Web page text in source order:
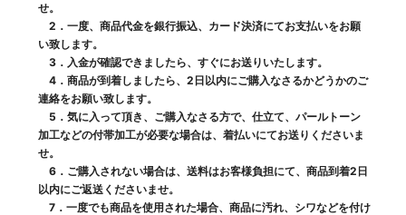
せ。
2．一度、商品代金を銀行振込、カード決済にてお支払いをお願
い致します。
3．入金が確認できましたら、すぐにお送りいたします。
4．商品が到着しましたら、2日以内にご購入なさるかどうかのご
連絡をお願い致します。
5．気に入って頂き、ご購入なさる方で、仕立て、パールトーン
加工などの付帯加工が必要な場合は、着払いにてお送りくださいま
せ。
6．ご購入されない場合は、送料はお客様負担にて、商品到着2日
以内にご返送くださいませ。
7．一度でも商品を使用された場合、商品に汚れ、シワなどを付け